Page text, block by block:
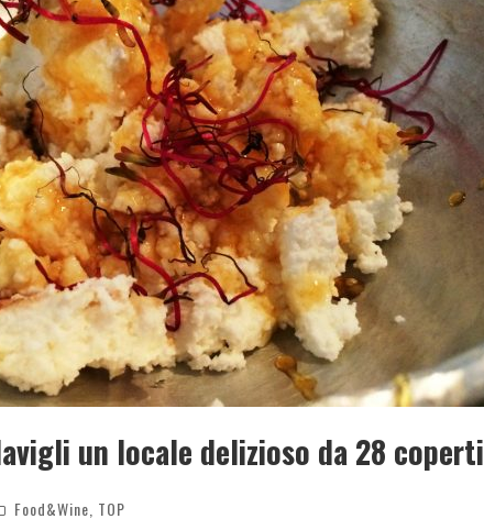
LETTURE, RECENSIONI E GIUDIZI
un locale delizioso da 28 coperti
Food&Wine TOP